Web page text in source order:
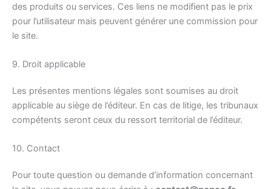
des produits ou services. Ces liens ne modifient pas le prix
pour l’utilisateur mais peuvent générer une commission pour
le site.
9. Droit applicable
Les présentes mentions légales sont soumises au droit
applicable au siège de l’éditeur. En cas de litige, les tribunaux
compétents seront ceux du ressort territorial de l’éditeur.
10. Contact
Pour toute question ou demande d’information concernant